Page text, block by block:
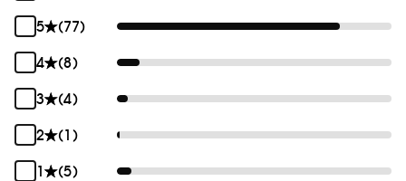
5
(77)
4
(8)
3
(4)
2
(1)
1
(5)